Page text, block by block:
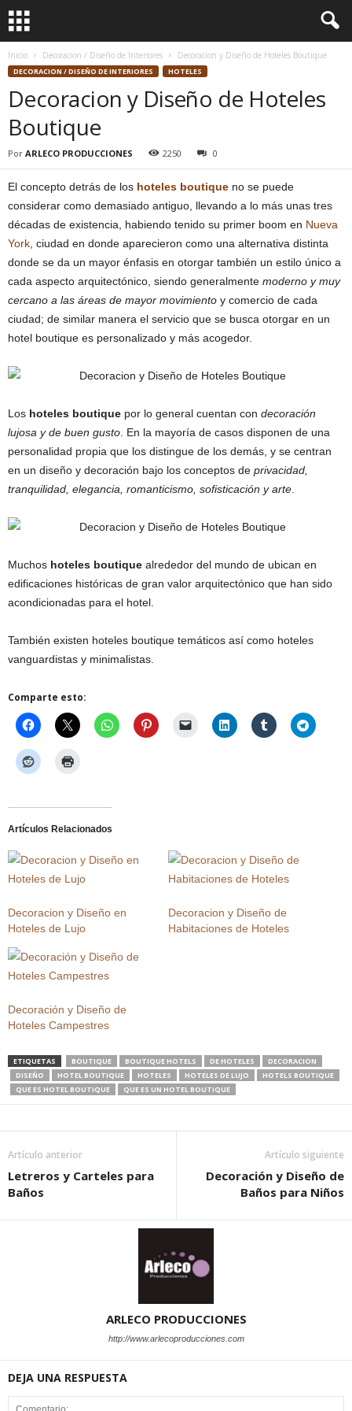
Inicio Decoracion / Diseño de Interiores Decoracion y Diseño de Hoteles Boutique
DECORACION / DISEÑO DE INTERIORES HOTELES
Decoracion y Diseño de Hoteles
Boutique
Por ARLECO PRODUCCIONES 2250 0
El concepto detrás de los hoteles boutique no se puede
considerar como demasiado antiguo, llevando a lo más unas tres
décadas de existencia, habiendo tenido su primer boom en Nueva
York , ciudad en donde aparecieron como una alternativa distinta
donde se da un mayor énfasis en otorgar también un estilo único a
cada aspecto arquitectónico, siendo generalmente moderno y muy
cercano a las áreas de mayor movimiento y comercio de cada
ciudad; de similar manera el servicio que se busca otorgar en un
hotel boutique es personalizado y más acogedor.
Los hoteles boutique por lo general cuentan con decoración
lujosa y de buen gusto . En la mayoría de casos disponen de una
personalidad propia que los distingue de los demás, y se centran
en un diseño y decoración bajo los conceptos de privacidad,
tranquilidad, elegancia, romanticismo, sofisticación y arte
Muchos hoteles boutique alrededor del mundo de ubican en
edificaciones históricas de gran valor arquitectónico que han sido
acondicionadas para el hotel.
También existen hoteles boutique temáticos así como hoteles
vanguardistas y minimalistas.
Comparte esto:
Artículos Relacionados
Decoracion y Diseño en
Hoteles de Lujo
Decoracion y Diseño de
Habitaciones de Hoteles
Decoración y Diseño de
Hoteles Campestres
ETIQUETAS BOUTIQUE BOUTIQUE HOTELS DE HOTELES
DECORACION
DISEÑO
HOTEL BOUTIQUE HOTELES HOTELES DE LUJO
HOTELS BOUTIQUE
QUE ES HOTEL BOUTIQUE
QUE ES UN HOTEL BOUTIQUE
Artículo anterior
Letreros y Carteles para
Baños
Artículo siguiente
Decoración y Diseño de
Baños para Niños
ARLECO PRODUCCIONES
http://www.arlecoproducciones.com
DEJA UNA RESPUESTA